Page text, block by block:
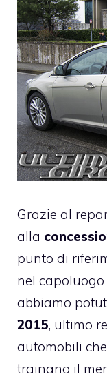
Grazie al
alla
punto di
nel
abbiamo
2015, ultimo
automobili
trainano il